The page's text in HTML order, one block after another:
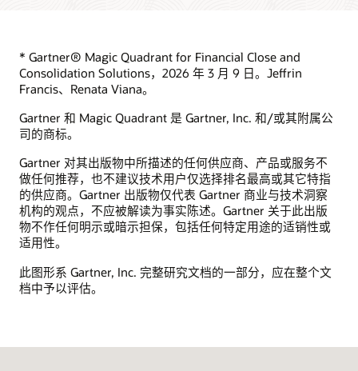
* Gartner® Magic Quadrant for Financial Close and
Consolidation Solutions，2026 年 3 月 9 日。Jeffrin
Francis、Renata Viana。
Gartner 和 Magic Quadrant 是 Gartner, Inc. 和/或其附属公
司的商标。
Gartner 对其出版物中所描述的任何供应商、产品或服务不
做任何推荐，也不建议技术用户仅选择排名最高或其它特指
的供应商。Gartner 出版物仅代表 Gartner 商业与技术洞察
机构的观点，不应被解读为事实陈述。Gartner 关于此出版
物不作任何明示或暗示担保，包括任何特定用途的适销性或
适用性。
此图形系 Gartner, Inc. 完整研究文档的一部分，应在整个文
档中予以评估。